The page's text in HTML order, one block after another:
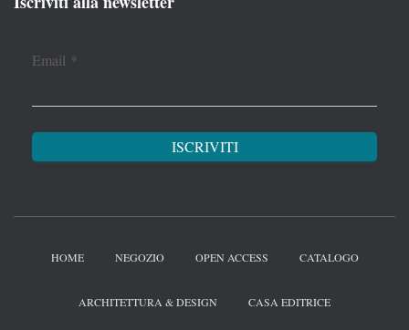
Email *
HOME NEGOZIO OPEN ACCESS CATALOGO
ARCHITETTURA & DESIGN CASA EDITRICE